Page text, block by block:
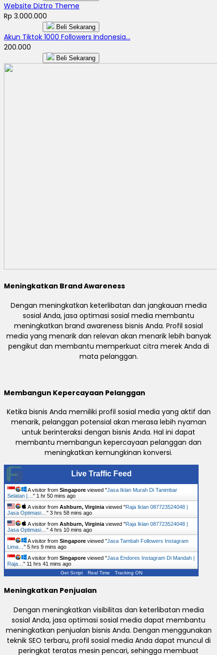
Website Diztro Theme
Rp 3.000.000
Beli Sekarang
Akun Tiktok 1000 Followers Indonesia...
200.000
Beli Sekarang
Meningkatkan Brand Awareness
Dengan meningkatkan keterlibatan dan jangkauan media
sosial Anda, jasa optimasi sosial media membantu
meningkatkan brand awareness bisnis Anda. Profil sosial
media yang menarik dan relevan akan menarik lebih banyak
pengikut dan membantu memperkuat citra merek Anda di
mata pelanggan.
Membangun Kepercayaan Pelanggan
Ketika bisnis Anda memiliki profil sosial media yang aktif dan
menarik, pelanggan potensial akan merasa lebih nyaman
untuk berinteraksi dengan bisnis Anda. Hal ini dapat
membantu membangun kepercayaan pelanggan dan
meningkatkan kemungkinan konversi.
Live Traffic Feed
A visitor from Singapore viewed "Jasa Iklan Murah Di Tanimbar
Selatan |… " 1 hr 50 mins ago
A visitor from Ashburn, Virginia viewed "Raja Iklan 087723524048 |
Jasa Optimasi… " 3 hrs 58 mins ago
A visitor from Ashburn, Virginia viewed "Raja Iklan 087723524048 |
Jasa Optimasi… " 4 hrs 10 mins ago
A visitor from Singapore viewed "Jasa Tambah Followers Instagram
Lima… " 5 hrs 9 mins ago
A visitor from Singapore viewed "Jasa Endores Instagram Di Mandah |
Raja… " 11 hrs 41 mins ago
Get Script Real Time Tracking ON
Meningkatkan Penjualan
Dengan meningkatkan visibilitas dan keterlibatan media
sosial Anda, jasa optimasi sosial media dapat membantu
meningkatkan penjualan bisnis Anda. Dengan menggunakan
teknik SEO terbaru, profil sosial media Anda dapat muncul di
peringkat teratas mesin pencari, sehingga membuat